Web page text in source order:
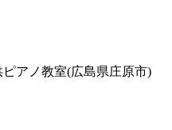
アノ教室(広島県庄原市)